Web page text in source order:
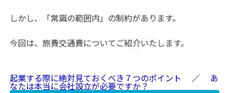
しかし、「常識の範囲内」の制約があります。
今回は、旅費交通費についてご紹介いたします。
起業する際に絶対見ておくべき７つのポイント ／ あ
なたは本当に会社設立が必要ですか？